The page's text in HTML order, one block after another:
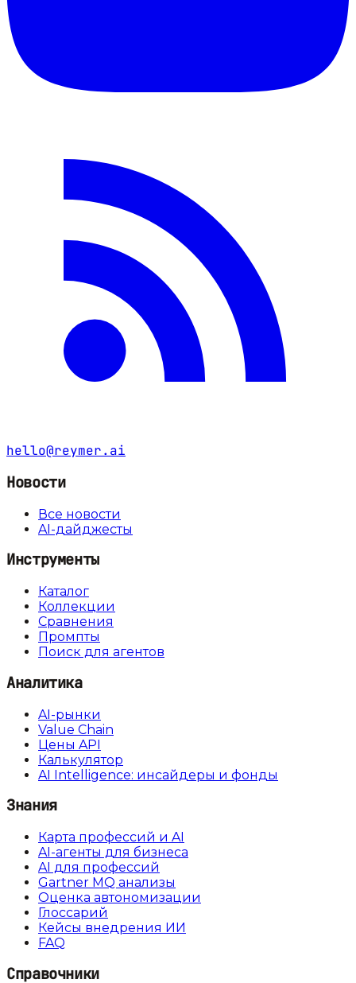
hello@reymer.ai
Новости
Все новости
AI-дайджесты
Инструменты
Каталог
Коллекции
Сравнения
Промпты
Поиск для агентов
Аналитика
AI-рынки
Value Chain
Цены API
Калькулятор
AI Intelligence: инсайдеры и фонды
Знания
Карта профессий и AI
AI-агенты для бизнеса
AI для профессий
Gartner MQ анализы
Оценка автономизации
Глоссарий
Кейсы внедрения ИИ
FAQ
Справочники